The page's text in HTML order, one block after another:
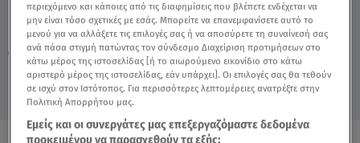
Παρασκευή 7 Αυγούστου 2026
04.12.24, 18:25 MEDIA
περιεχόμενο και κάποιες από τις διαφημίσεις που βλέπετε ενδέχεται να
μην είναι τόσο σχετικές με εσάς. Μπορείτε να επανεμφανίσετε αυτό το
μενού για να αλλάξετε τις επιλογές σας ή να αποσύρετε τη συναίνεσή σας
ανά πάσα στιγμή πατώντας τον σύνδεσμο Διαχείριση προτιμήσεων στο
κάτω μέρος της ιστοσελίδας [ή το αιωρούμενο εικονίδιο στο κάτω
αριστερό μέρος της ιστοσελίδας, εάν υπάρχει]. Οι επιλογές σας θα τεθούν
σε ισχύ στον Ιστότοπος. Για περισσότερες λεπτομέρειες ανατρέξτε στην
Πολιτική Απορρήτου μας.
Εμείς και οι συνεργάτες μας επεξεργαζόμαστε δεδομένα
προκειμένου να παρασχεθούν τα εξής: